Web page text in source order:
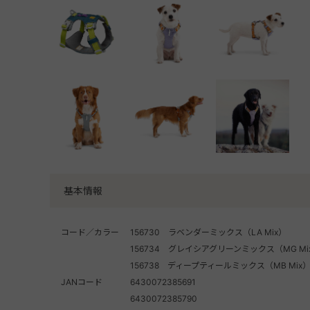
基本情報
コード／カラー
156730 ラベンダーミックス（LA Mix）
156734 グレイシアグリーンミックス（MG
156738 ディープティールミックス（MB Mix）
JANコード
6430072385691
6430072385790